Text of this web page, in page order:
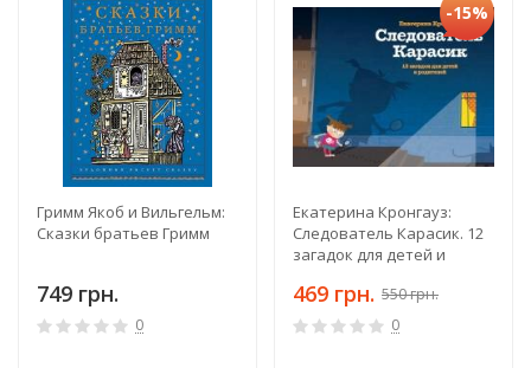
Гримм Якоб и Вильгельм:
Сказки братьев Гримм
749 грн.
0
-15%
Екатерина Кронгауз:
Следователь Карасик. 12
загадок для детей и
469 грн. 550 грн.
0